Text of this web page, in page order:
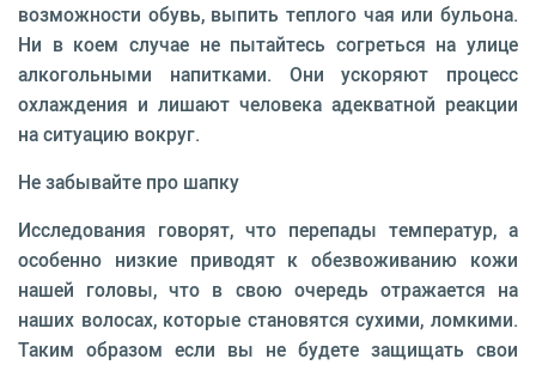
возможности обувь, выпить теплого чая или бульона.
Ни в коем случае не пытайтесь согреться на улице
алкогольными напитками. Они ускоряют процесс
охлаждения и лишают человека адекватной реакции
на ситуацию вокруг.
Не забывайте про шапку
Исследования говорят, что перепады температур, а
особенно низкие приводят к обезвоживанию кожи
нашей головы, что в свою очередь отражается на
наших волосах, которые становятся сухими, ломкими.
Таким образом если вы не будете защищать свои